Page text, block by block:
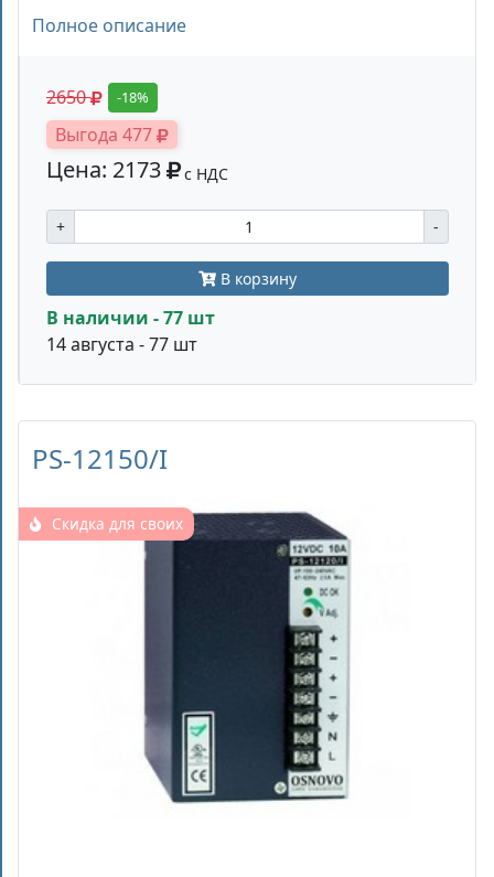
Полное описание
2650 -18%
Выгода 477
Цена: 2173 с НДС
+ -
В корзину
В наличии - 77 шт
14 августа - 77 шт
PS-12150/I
Скидка для своих